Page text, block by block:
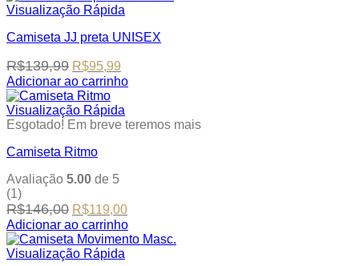
the
page
product
multiple
The
options
may
be
chosen
the
page
Visualização Rápida
Camiseta JJ preta UNISEX
R$139,99 Original
price
was:
R$139,99.
R$95,99
price
R$95,99.
Adicionar ao carrinho
This
product
has
variants.
options
may
be
chosen
on
the
Visualização Rápida
Esgotado! Em breve teremos mais
Camiseta Ritmo
Avaliação 5.00 de 5
(1)
R$146,00 Original
price
was:
R$146,00.
R$119,00Current
price
is:
Adicionar ao carrinho
This
product
Visualização Rápida